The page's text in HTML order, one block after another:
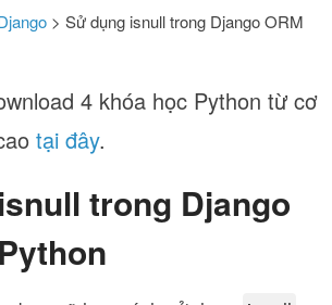
> Sử dụng isnull trong Django ORM
4 khóa học Python từ cơ
tại đây.
trong Django